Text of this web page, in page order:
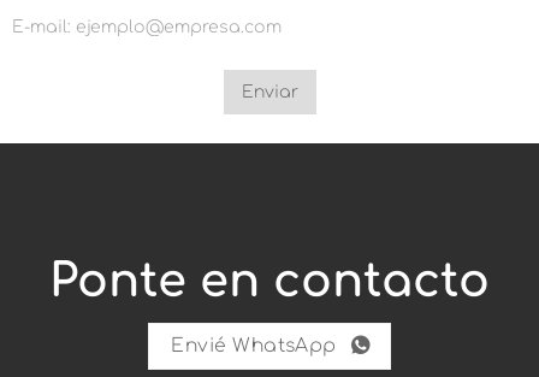
i
i
r
O
r
e
i
b
Enviar
Ponte en contacto
Envié WhatsApp